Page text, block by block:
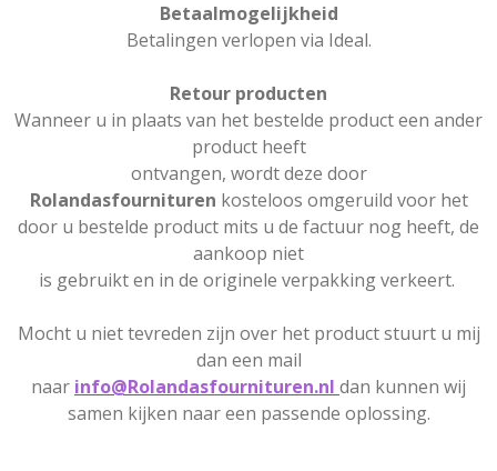
Betaalmogelijkheid
Betalingen verlopen via Ideal.
Retour producten
Wanneer u in plaats van het bestelde product een ander
product heeft
ontvangen, wordt deze door
Rolandasfournituren kosteloos omgeruild voor het
door u bestelde product mits u de factuur nog heeft, de
aankoop niet
is gebruikt en in de originele verpakking verkeert.
Mocht u niet tevreden zijn over het product stuurt u mij
dan een mail
naar info@Rolandasfournituren.nl dan kunnen wij
samen kijken naar een passende oplossing.